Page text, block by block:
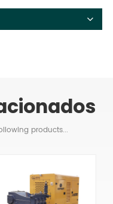
products...